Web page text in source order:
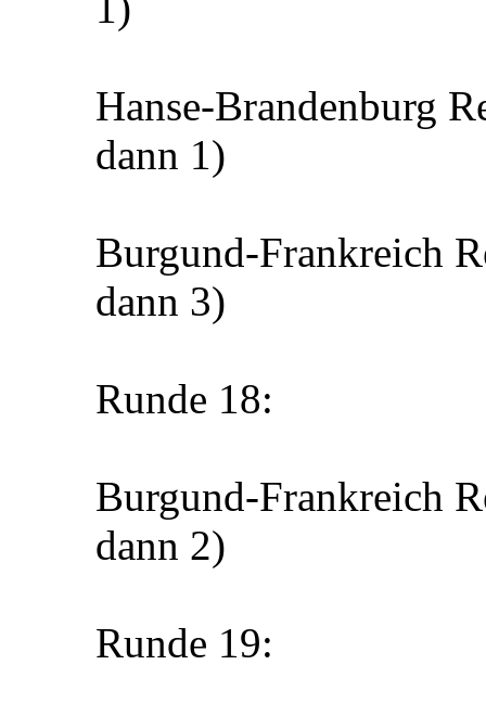
Hanse-Brandenburg
dann 1)
Burgund-Frankreich
dann 3)
Runde 18:
Burgund-Frankreich
dann 2)
Runde 19: